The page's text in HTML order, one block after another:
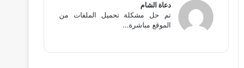
دعاة الشام
تم حل مشكلة تحميل الملفات من
الموقع مباشرة...